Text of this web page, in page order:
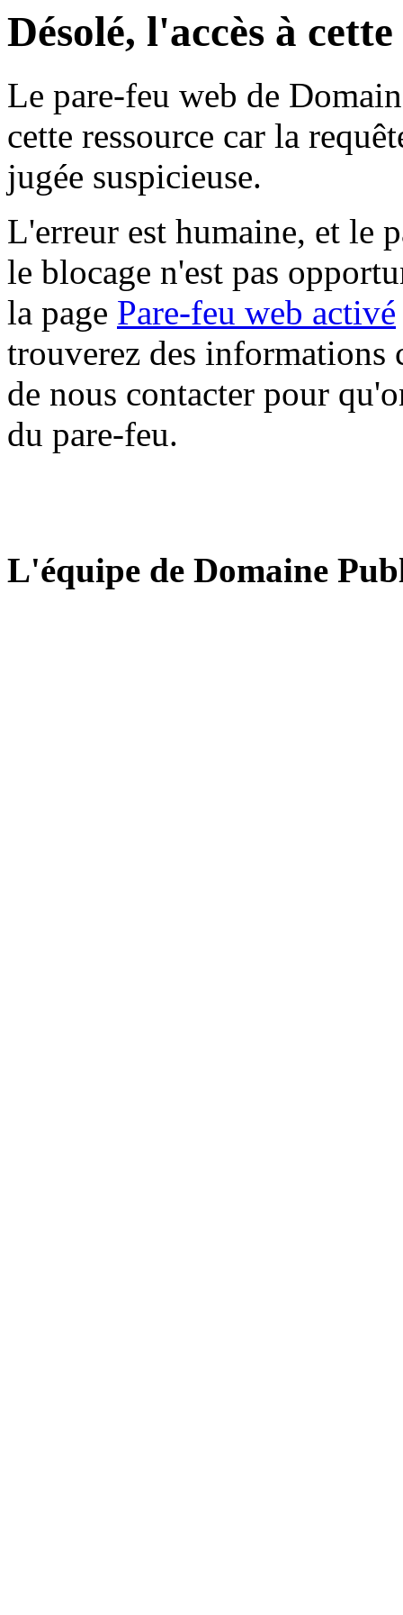
Désolé, l'accès à
Le pare-feu web de
cette ressource car la
jugée suspicieuse.
L'erreur est humaine, et le
le blocage n'est pas
la page Pare-feu web activé
trouverez des informations
de nous contacter pour
du pare-feu.
L'équipe de Domaine